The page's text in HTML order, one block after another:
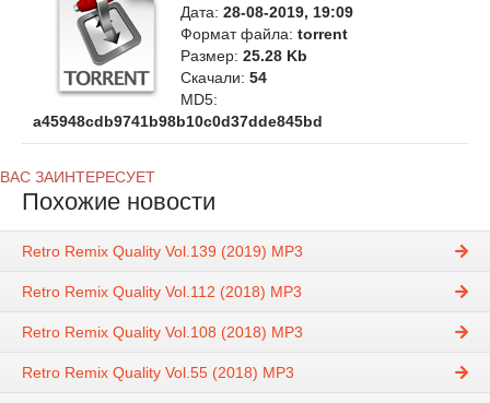
Дата: 28-08-2019, 19:09
Формат файла: torrent
Размер: 25.28 Kb
Скачали: 54
MD5:
a45948cdb9741b98b10c0d37dde845bd
ВАС ЗАИНТЕРЕСУЕТ
Похожие новости
Retro Remix Quality Vol.139 (2019) MP3
Retro Remix Quality Vol.112 (2018) MP3
Retro Remix Quality Vol.108 (2018) MP3
Retro Remix Quality Vol.55 (2018) MP3